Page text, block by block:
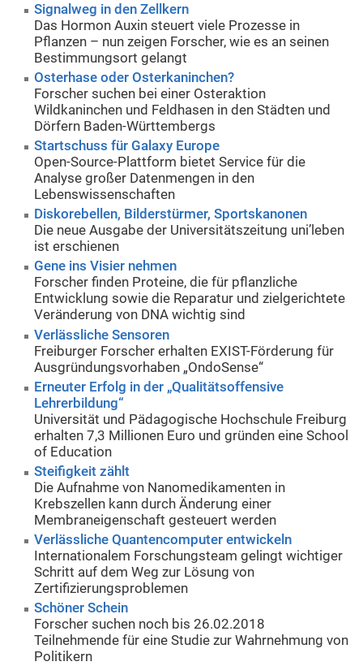
Signalweg in den Zellkern
Das Hormon Auxin steuert viele Prozesse in
Pflanzen – nun zeigen Forscher, wie es an seinen
Bestimmungsort gelangt
Osterhase oder Osterkaninchen?
Forscher suchen bei einer Osteraktion
Wildkaninchen und Feldhasen in den Städten und
Dörfern Baden-Württembergs
Startschuss für Galaxy Europe
Open-Source-Plattform bietet Service für die
Analyse großer Datenmengen in den
Lebenswissenschaften
Diskorebellen, Bilderstürmer, Sportskanonen
Die neue Ausgabe der Universitätszeitung uni’leben
ist erschienen
Gene ins Visier nehmen
Forscher finden Proteine, die für pflanzliche
Entwicklung sowie die Reparatur und zielgerichtete
Veränderung von DNA wichtig sind
Verlässliche Sensoren
Freiburger Forscher erhalten EXIST-Förderung für
Ausgründungsvorhaben „OndoSense“
Erneuter Erfolg in der „Qualitätsoffensive
Lehrerbildung“
Universität und Pädagogische Hochschule Freiburg
erhalten 7,3 Millionen Euro und gründen eine School
of Education
Steifigkeit zählt
Die Aufnahme von Nanomedikamenten in
Krebszellen kann durch Änderung einer
Membraneigenschaft gesteuert werden
Verlässliche Quantencomputer entwickeln
Internationalem Forschungsteam gelingt wichtiger
Schritt auf dem Weg zur Lösung von
Zertifizierungsproblemen
Schöner Schein
Forscher suchen noch bis 26.02.2018
Teilnehmende für eine Studie zur Wahrnehmung von
Politikern